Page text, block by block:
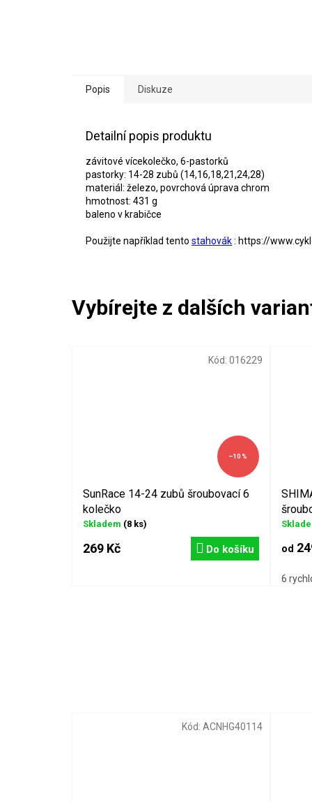
Kód: ACNHG40114
Popis Diskuze
Detailní popis produktu
závitové vícekolečko, 6-pastorků
pastorky: 14-28 zubů (14,16,18,21,24,28)
materiál: železo, povrchová úprava chrom
hmotnost: 431 g
baleno v krabičce
Použijte například tento stahovák: https://
–10 %
SunRace 14-24 zubů šroubovací 6
kolečko
Skladem (8 ks)
269 Kč Do košíku
Kód: 016229
od
6